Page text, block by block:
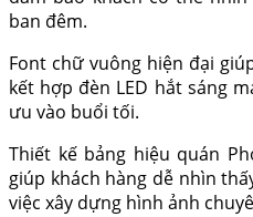
ban đêm.
Font chữ vuông hiện đại
kết hợp đèn LED hắt sáng
ưu vào buổi tối.
Thiết kế bảng hiệu quán
giúp khách hàng dễ nhìn
việc xây dựng hình ảnh